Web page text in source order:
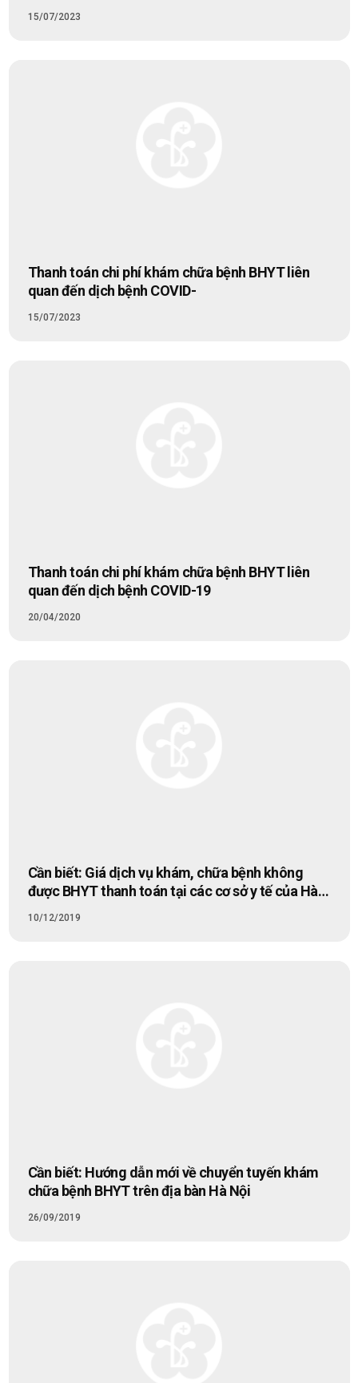
15/07/2023
Thanh toán chi phí khám chữa bệnh BHYT liên
quan đến dịch bệnh COVID-
15/07/2023
Thanh toán chi phí khám chữa bệnh BHYT liên
quan đến dịch bệnh COVID-19
20/04/2020
Cần biết: Giá dịch vụ khám, chữa bệnh không
được BHYT thanh toán tại các cơ sở y tế của Hà
10/12/2019
Cần biết: Hướng dẫn mới về chuyển tuyến khám
chữa bệnh BHYT trên địa bàn Hà Nội
26/09/2019